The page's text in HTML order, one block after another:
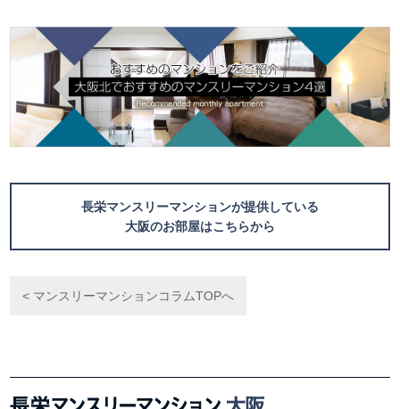
長栄マンスリーマンションが提供している
大阪のお部屋はこちらから
< マンスリーマンションコラムTOPへ